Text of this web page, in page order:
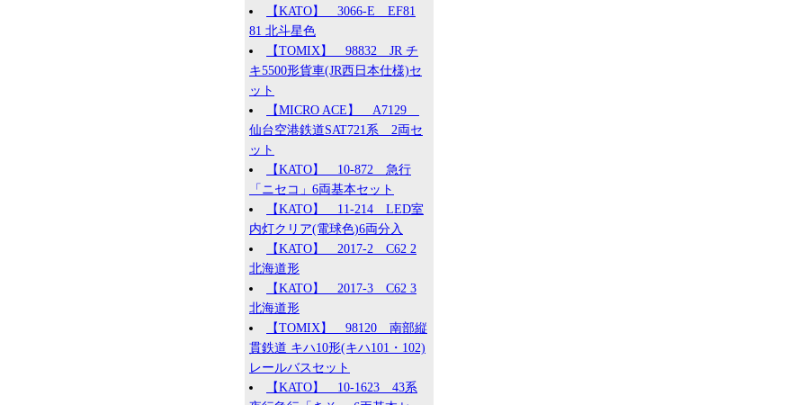
【KATO】 3066-E EF81
81 北斗星色
【TOMIX】 98832 JR チ
キ5500形貨車(JR西日本仕様)セ
ット
【MICRO ACE】 A7129
仙台空港鉄道SAT721系 2両セ
ット
【KATO】 10-872 急行
「ニセコ」6両基本セット
【KATO】 11-214 LED室
内灯クリア(電球色)6両分入
【KATO】 2017-2 C62 2
北海道形
【KATO】 2017-3 C62 3
北海道形
【TOMIX】 98120 南部縦
貫鉄道 キハ10形(キハ101・102)
レールバスセット
【KATO】 10-1623 43系